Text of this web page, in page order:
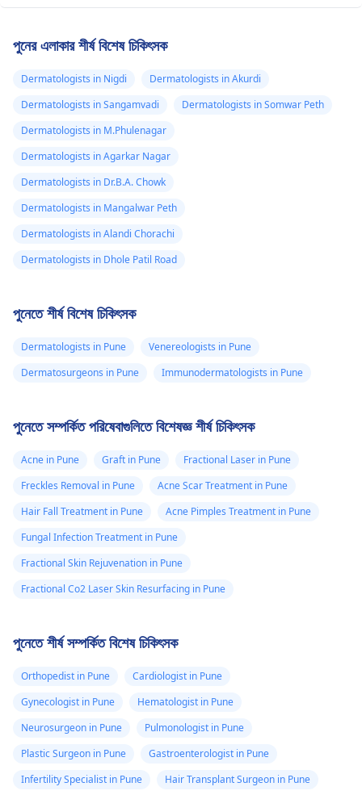
পুনের এলাকার শীর্ষ বিশেষ চিকিৎসক
Dermatologists in Nigdi
Dermatologists in Akurdi
Dermatologists in Sangamvadi
Dermatologists in Somwar Peth
Dermatologists in M.Phulenagar
Dermatologists in Agarkar Nagar
Dermatologists in Dr.B.A. Chowk
Dermatologists in Mangalwar Peth
Dermatologists in Alandi Chorachi
Dermatologists in Dhole Patil Road
পুনেতে শীর্ষ বিশেষ চিকিৎসক
Dermatologists in Pune
Venereologists in Pune
Dermatosurgeons in Pune
Immunodermatologists in Pune
পুনেতে সম্পর্কিত পরিষেবাগুলিতে বিশেষজ্ঞ শীর্ষ চিকিৎসক
Acne in Pune Graft in Pune
Fractional Laser in Pune
Freckles Removal in Pune
Acne Scar Treatment in Pune
Hair Fall Treatment in Pune
Acne Pimples Treatment in Pune
Fungal Infection Treatment in Pune
Fractional Skin Rejuvenation in Pune
Fractional Co2 Laser Skin Resurfacing in Pune
পুনেতে শীর্ষ সম্পর্কিত বিশেষ চিকিৎসক
Orthopedist in Pune
Cardiologist in Pune
Gynecologist in Pune
Hematologist in Pune
Neurosurgeon in Pune
Pulmonologist in Pune
Plastic Surgeon in Pune
Gastroenterologist in Pune
Infertility Specialist in Pune
Hair Transplant Surgeon in Pune